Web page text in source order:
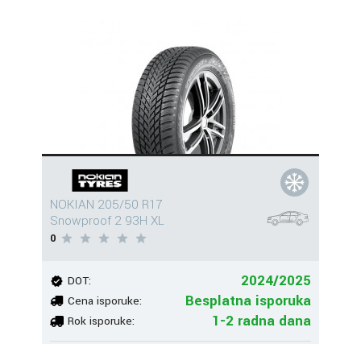
NOKIAN 205/50 R17
Snowproof 2 93H XL
0
DOT: 2024/2025
Cena isporuke: Besplatna isporuka
Rok isporuke: 1-2 radna dana